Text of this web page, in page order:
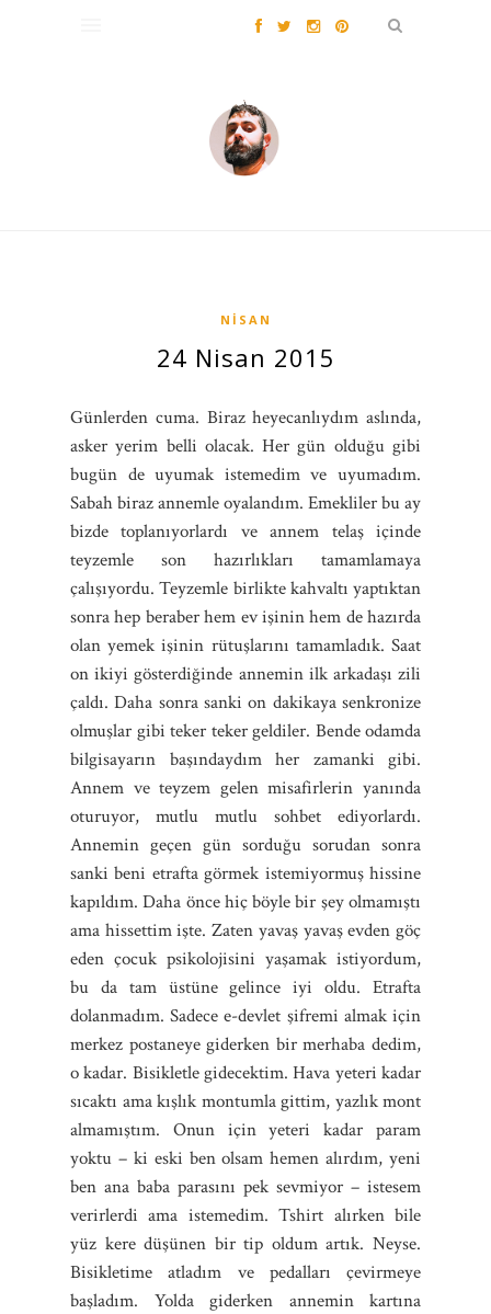
NISAN
24 Nisan 2015
Günlerden cuma. Biraz heyecanlıydım aslında,
asker yerim belli olacak. Her gün olduğu gibi
bugün de uyumak istemedim ve uyumadım.
Sabah biraz annemle oyalandım. Emekliler bu ay
bizde toplanıyorlardı ve annem telaş içinde
teyzemle son hazırlıkları tamamlamaya
çalışıyordu. Teyzemle birlikte kahvaltı yaptıktan
sonra hep beraber hem ev işinin hem de hazırda
olan yemek işinin rütuşlarını tamamladık. Saat
on ikiyi gösterdiğinde annemin ilk arkadaşı zili
çaldı. Daha sonra sanki on dakikaya senkronize
olmuşlar gibi teker teker geldiler. Bende odamda
bilgisayarın başındaydım her zamanki gibi.
Annem ve teyzem gelen misafirlerin yanında
oturuyor, mutlu mutlu sohbet ediyorlardı.
Annemin geçen gün sorduğu sorudan sonra
sanki beni etrafta görmek istemiyormuş hissine
kapıldım. Daha önce hiç böyle bir şey olmamıştı
ama hissettim işte. Zaten yavaş yavaş evden göç
eden çocuk psikolojisini yaşamak istiyordum,
bu da tam üstüne gelince iyi oldu. Etrafta
dolanmadım. Sadece e-devlet şifremi almak için
merkez postaneye giderken bir merhaba dedim,
o kadar. Bisikletle gidecektim. Hava yeteri kadar
sıcaktı ama kışlık montumla gittim, yazlık mont
almamıştım. Onun için yeteri kadar param
yoktu – ki eski ben olsam hemen alırdım, yeni
ben ana baba parasını pek sevmiyor – istesem
verirlerdi ama istemedim. Tshirt alırken bile
yüz kere düşünen bir tip oldum artık. Neyse.
Bisikletime atladım ve pedalları çevirmeye
başladım. Yolda giderken annemin kartına